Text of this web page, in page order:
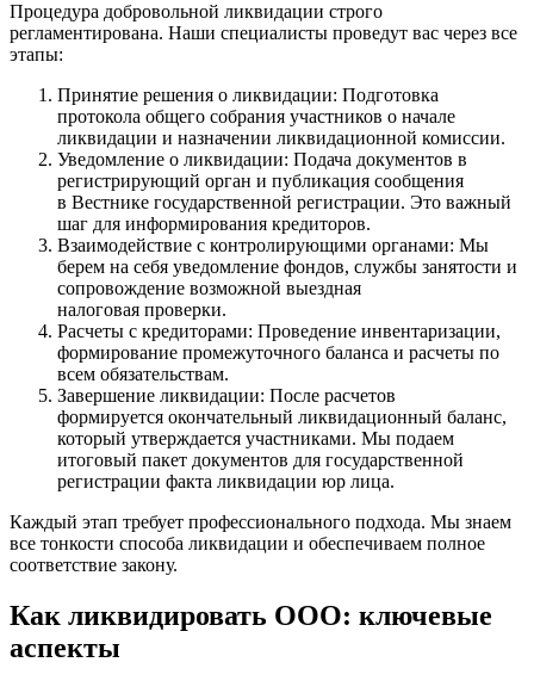
Процедура добровольной ликвидации строго
регламентирована. Наши специалисты проведут вас через все
этапы:
Принятие решения о ликвидации: Подготовка
протокола общего собрания участников о начале
ликвидации и назначении ликвидационной комиссии.
Уведомление о ликвидации: Подача документов в
регистрирующий орган и публикация сообщения
в Вестнике государственной регистрации. Это важный
шаг для информирования кредиторов.
Взаимодействие с контролирующими органами: Мы
берем на себя уведомление фондов, службы занятости и
сопровождение возможной выездная
налоговая проверки.
Расчеты с кредиторами: Проведение инвентаризации,
формирование промежуточного баланса и расчеты по
всем обязательствам.
Завершение ликвидации: После расчетов
формируется окончательный ликвидационный баланс,
который утверждается участниками. Мы подаем
итоговый пакет документов для государственной
регистрации факта ликвидации юр лица.
Каждый этап требует профессионального подхода. Мы знаем
все тонкости способа ликвидации и обеспечиваем полное
соответствие закону.
Как ликвидировать ООО: ключевые
аспекты